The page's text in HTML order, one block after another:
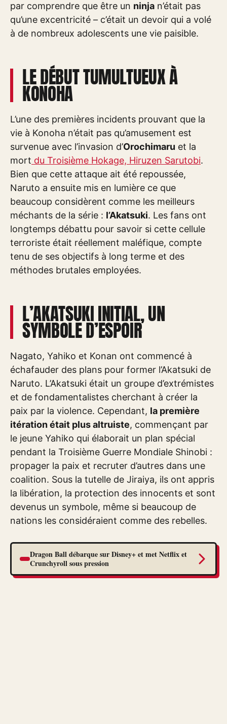
par comprendre que être un ninja n’était pas
qu’une excentricité – c’était un devoir qui a volé
à de nombreux adolescents une vie paisible.
LE DÉBUT TUMULTUEUX À
KONOHA
L’une des premières incidents prouvant que la
vie à Konoha n’était pas qu’amusement est
survenue avec l’invasion d’Orochimaru et la
mort du Troisième Hokage, Hiruzen Sarutobi.
Bien que cette attaque ait été repoussée,
Naruto a ensuite mis en lumière ce que
beaucoup considèrent comme les meilleurs
méchants de la série : l’Akatsuki. Les fans ont
longtemps débattu pour savoir si cette cellule
terroriste était réellement maléfique, compte
tenu de ses objectifs à long terme et des
méthodes brutales employées.
L’AKATSUKI INITIAL, UN
SYMBOLE D’ESPOIR
Nagato, Yahiko et Konan ont commencé à
échafauder des plans pour former l’Akatsuki de
Naruto. L’Akatsuki était un groupe d’extrémistes
et de fondamentalistes cherchant à créer la
paix par la violence. Cependant, la première
itération était plus altruiste, commençant par
le jeune Yahiko qui élaborait un plan spécial
pendant la Troisième Guerre Mondiale Shinobi :
propager la paix et recruter d’autres dans une
coalition. Sous la tutelle de Jiraiya, ils ont appris
la libération, la protection des innocents et sont
devenus un symbole, même si beaucoup de
nations les considéraient comme des rebelles.
Dragon Ball débarque sur Disney+ et met Netflix et
Crunchyroll sous pression